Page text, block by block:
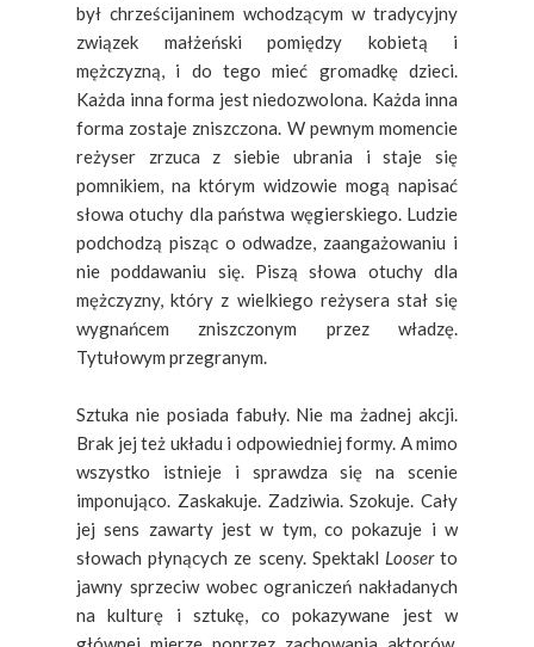
był chrześcijaninem wchodzącym w tradycyjny
związek małżeński pomiędzy kobietą i
mężczyzną, i do tego mieć gromadkę dzieci.
Każda inna forma jest niedozwolona. Każda inna
forma zostaje zniszczona. W pewnym momencie
reżyser zrzuca z siebie ubrania i staje się
pomnikiem, na którym widzowie mogą napisać
słowa otuchy dla państwa węgierskiego. Ludzie
podchodzą pisząc o odwadze, zaangażowaniu i
nie poddawaniu się. Piszą słowa otuchy dla
mężczyzny, który z wielkiego reżysera stał się
wygnańcem zniszczonym przez władzę.
Tytułowym przegranym.
Sztuka nie posiada fabuły. Nie ma żadnej akcji.
Brak jej też układu i odpowiedniej formy. A mimo
wszystko istnieje i sprawdza się na scenie
imponująco. Zaskakuje. Zadziwia. Szokuje. Cały
jej sens zawarty jest w tym, co pokazuje i w
słowach płynących ze sceny. Spektakl Looserto
jawny sprzeciw wobec ograniczeń nakładanych
na kulturę i sztukę, co pokazywane jest w